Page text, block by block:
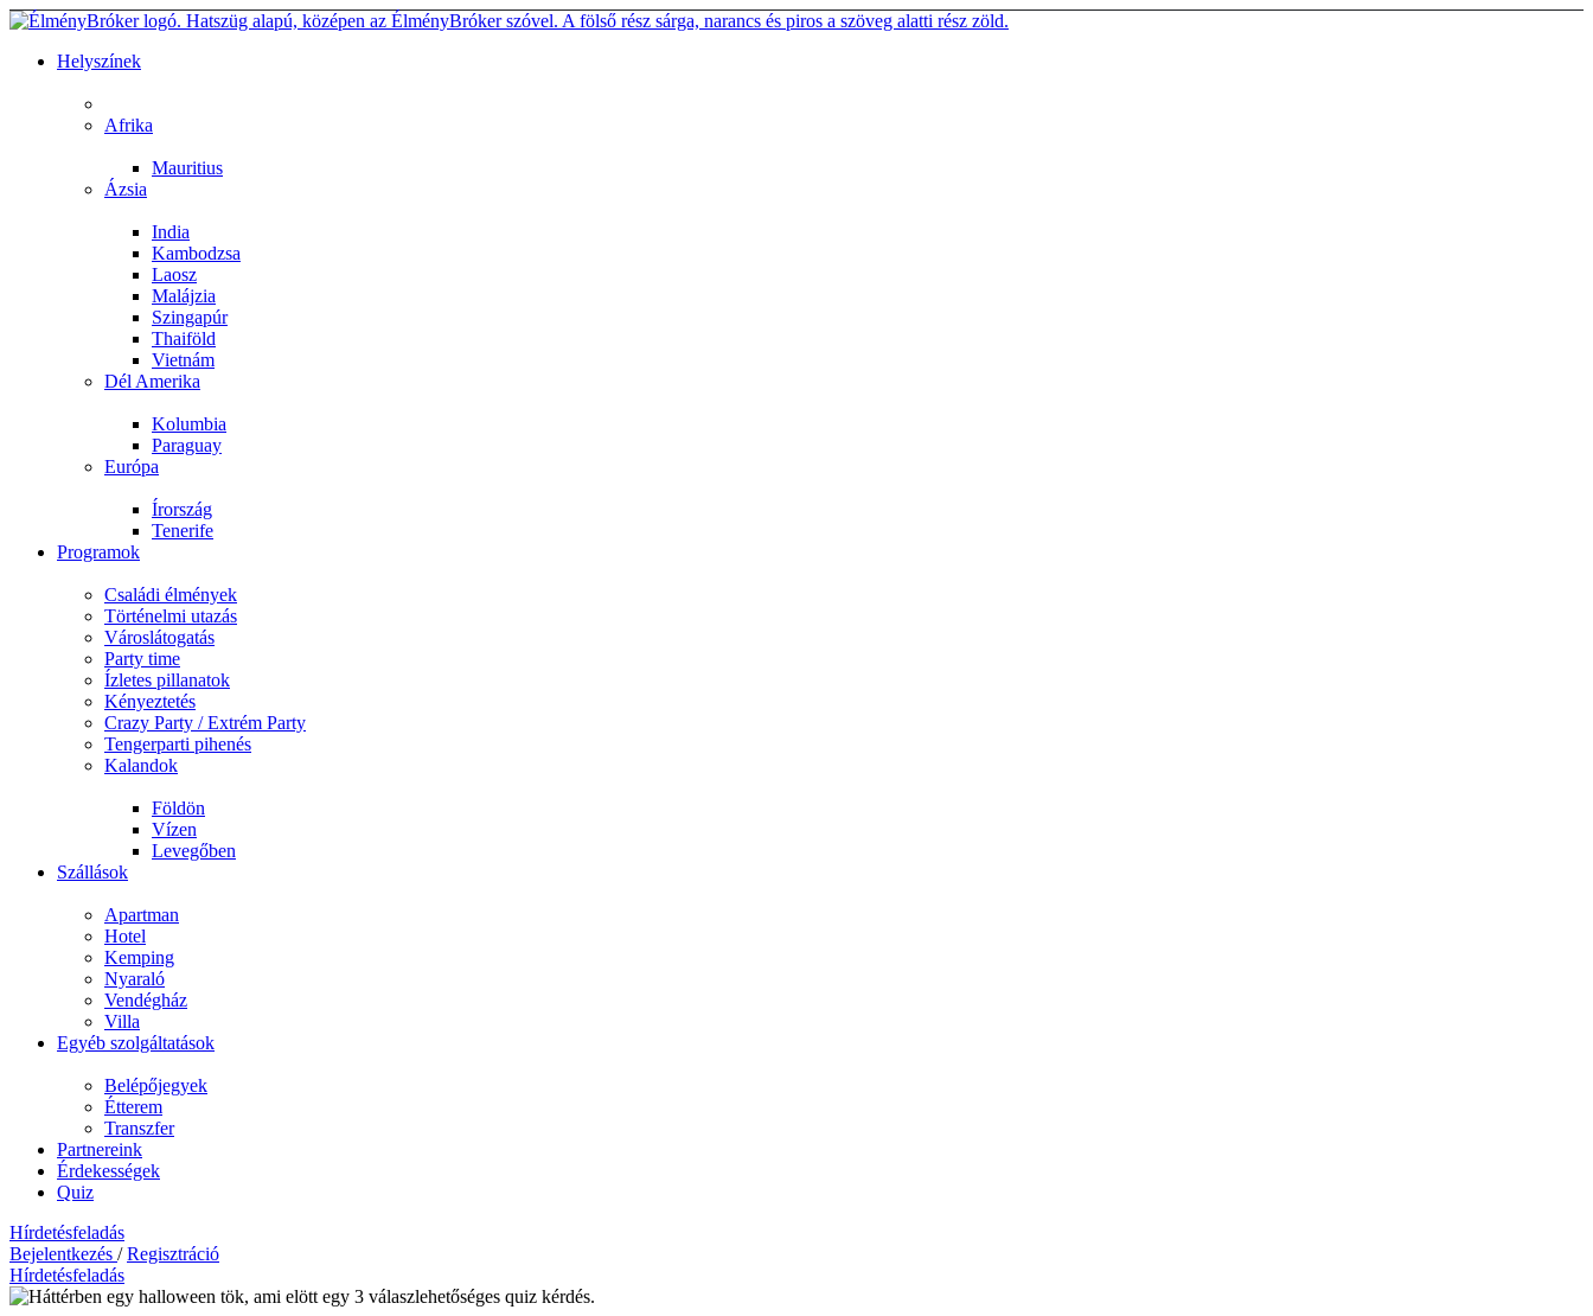
Helyszínek
Afrika
Mauritius
Ázsia
India
Kambodzsa
Laosz
Malájzia
Szingapúr
Thaiföld
Vietnám
Dél Amerika
Kolumbia
Paraguay
Európa
Írország
Tenerife
Programok
Családi élmények
Történelmi utazás
Városlátogatás
Party time
Ízletes pillanatok
Kényeztetés
Crazy Party / Extrém Party
Tengerparti pihenés
Kalandok
Földön
Vízen
Levegőben
Szállások
Apartman
Hotel
Kemping
Nyaraló
Vendégház
Villa
Egyéb szolgáltatások
Belépőjegyek
Étterem
Transzfer
Partnereink
Érdekességek
Quiz
Hírdetésfeladás
Bejelentkezés / Regisztráció
Hírdetésfeladás